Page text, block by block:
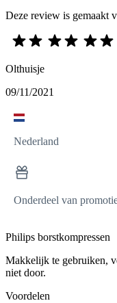
Deze review is gemaakt
Olthuisje
09/11/2021
Nederland
Onderdeel van
Philips borstkompressen
Makkelijk te gebruiken,
niet door.
Voordelen